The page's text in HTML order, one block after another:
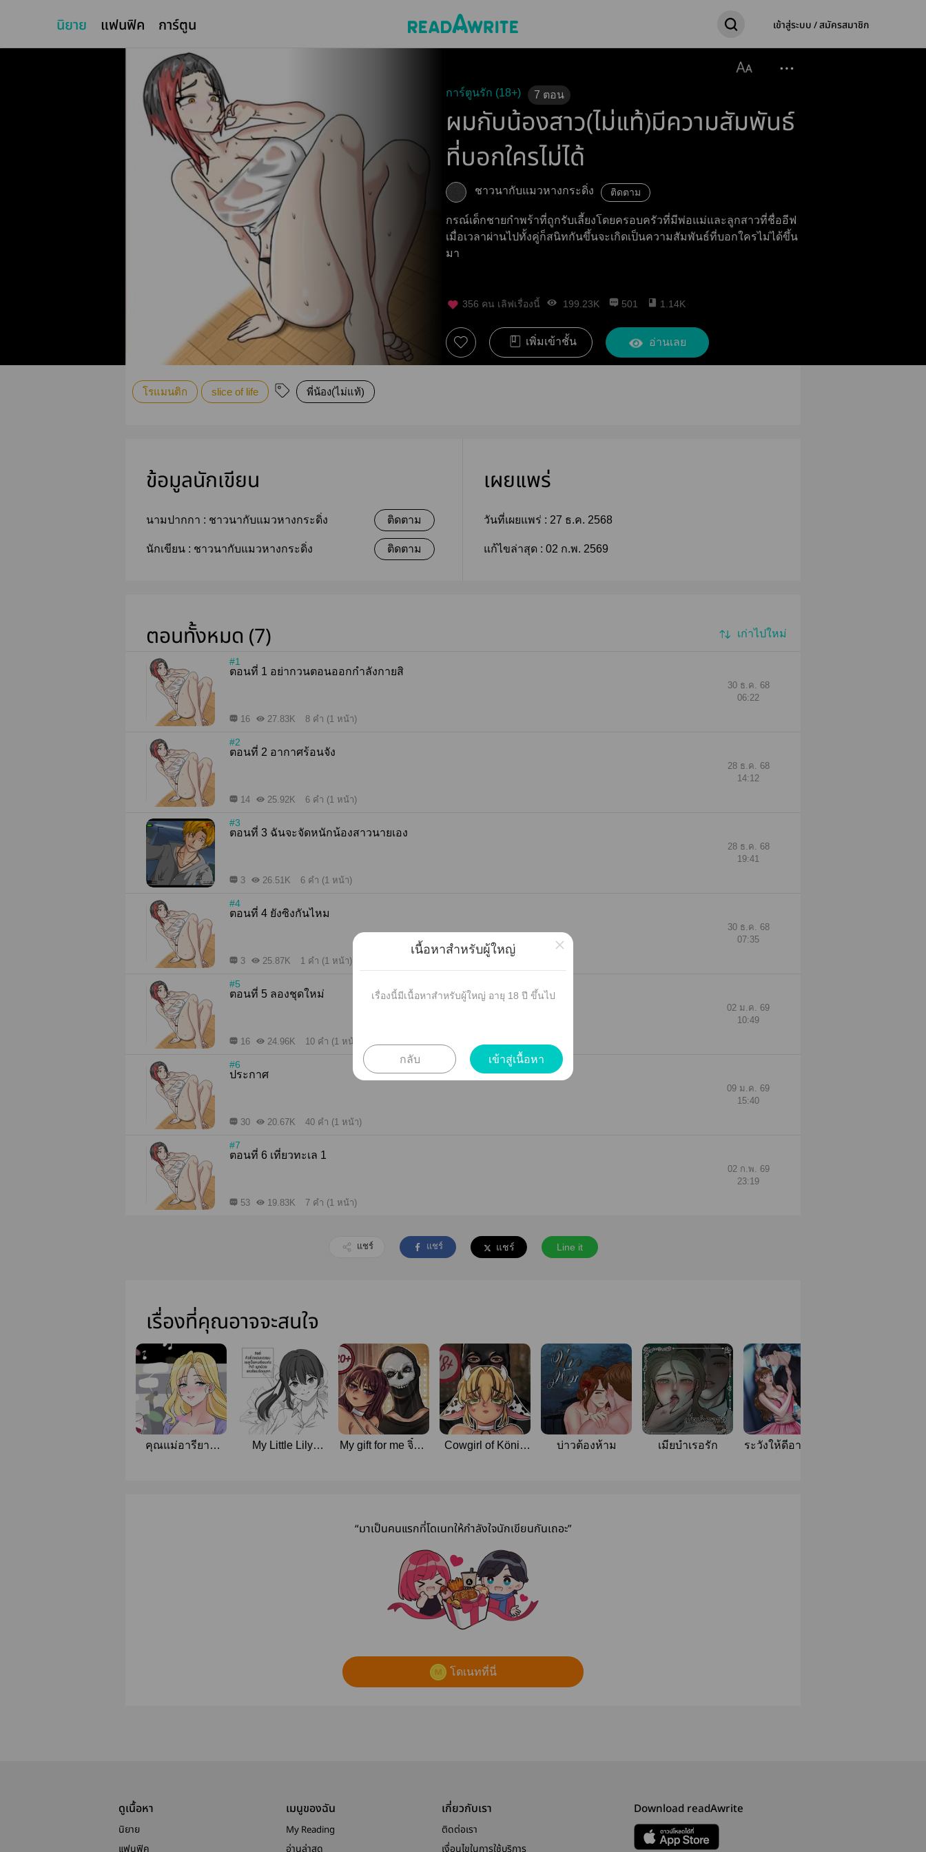
นิยาย แฟนฟิค การ์ตูน เข้าสู่ระบบ / สมัครสมาชิก
การ์ตูนรัก (18+) 7 ตอน
ผมกับน้องสาว(ไม่แท้)มีความสัมพันธ์
ที่บอกใครไม่ได้
ชาวนากับแมวหางกระดิ่ง ติดตาม
กรณ์เด็กชายกำพร้าที่ถูกรับเลี้ยงโดยครอบครัวที่มีพ่อแม่และลูกสาวที่ชื่ออีฟ
เมื่อเวลาผ่านไปทั้งคู่ก็สนิทกันขึ้นจะเกิดเป็นความสัมพันธ์ที่บอกใครไม่ได้ขึ้น
มา
356 คน เลิฟเรื่องนี้ 199.23K 501 1.14K
เพิ่มเข้าชั้น อ่านเลย
โรแมนติก slice of life พี่น้อง(ไม่แท้)
ข้อมูลนักเขียน
นามปากกา : ชาวนากับแมวหางกระดิ่ง ติดตาม
นักเขียน : ชาวนากับแมวหางกระดิ่ง ติดตาม
เผยแพร่
วันที่เผยแพร่ : 27 ธ.ค. 2568
แก้ไขล่าสุด : 02 ก.พ. 2569
ตอนทั้งหมด (7) เก่าไปใหม่
#1
ตอนที่ 1 อย่ากวนตอนออกกำลังกายสิ
16 27.83K 8 คำ (1 หน้า)
30 ธ.ค. 68
06:22
#2
ตอนที่ 2 อากาศร้อนจัง
14 25.92K 6 คำ (1 หน้า)
28 ธ.ค. 68
14:12
#3
ตอนที่ 3 ฉันจะจัดหนักน้องสาวนายเอง
3 26.51K 6 คำ (1 หน้า)
28 ธ.ค. 68
19:41
#4
ตอนที่ 4 ยังซิงกันไหม
3 25.87K 1 คำ (1 หน้า)
30 ธ.ค. 68
07:35
#5
ตอนที่ 5 ลองชุดใหม่
16 24.96K 10 คำ (1 หน้า)
02 ม.ค. 69
10:49
#6
ประกาศ
30 20.67K 40 คำ (1 หน้า)
09 ม.ค. 69
15:40
#7
ตอนที่ 6 เที่ยวทะเล 1
53 19.83K 7 คำ (1 หน้า)
02 ก.พ. 69
23:19
แชร์ แชร์ แชร์ Line it
เรื่องที่คุณอาจจะสนใจ
คุณแม่อารียามี
My Little Lily
My gift for me จิ๋มมี่
Cowgirl of König
บ่าวต้องห้าม เมียบำเรอรัก
ระวังให้ดีอาจใช้คำ
“มาเป็นคนแรกที่โดเนทให้กำลังใจนักเขียนกันเถอะ”
โดเนทที่นี่
ดูเนื้อหา
นิยาย
เมนูของฉัน
My Reading
เกี่ยวกับเรา
ติดต่อเรา
Download readAwrite
เนื้อหาสำหรับผู้ใหญ่
เรื่องนี้มีเนื้อหาสำหรับผู้ใหญ่ อายุ 18 ปี ขึ้นไป
กลับ เข้าสู่เนื้อหา
×